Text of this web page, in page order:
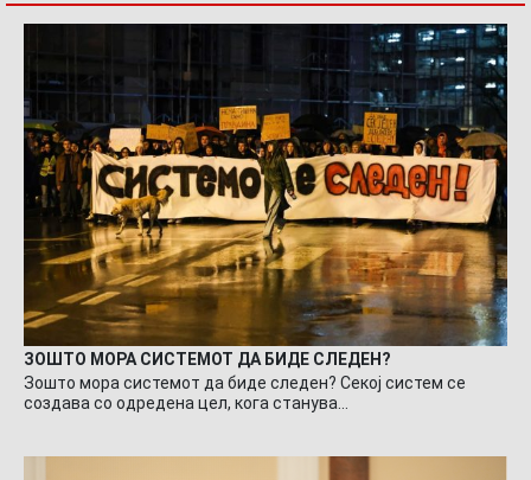
ЗОШТО МОРА СИСТЕМОТ ДА БИДЕ СЛЕДЕН?
Зошто мора системот да биде следен? Секој систем се
создава со одредена цел, кога станува…